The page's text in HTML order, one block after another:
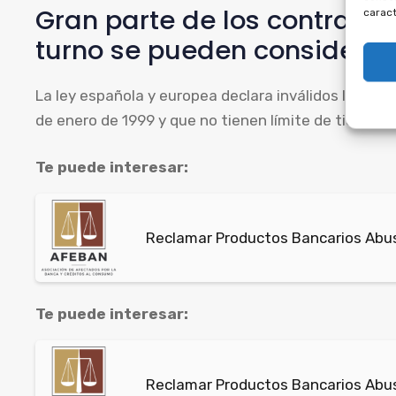
Gran parte de los
turno se pueden
La ley española y europea declara inválidos los
de enero de 1999 y que no tienen límite de tiempo,
Te puede interesar:
Reclamar Productos Bancarios
Te puede interesar:
Reclamar Productos Bancarios